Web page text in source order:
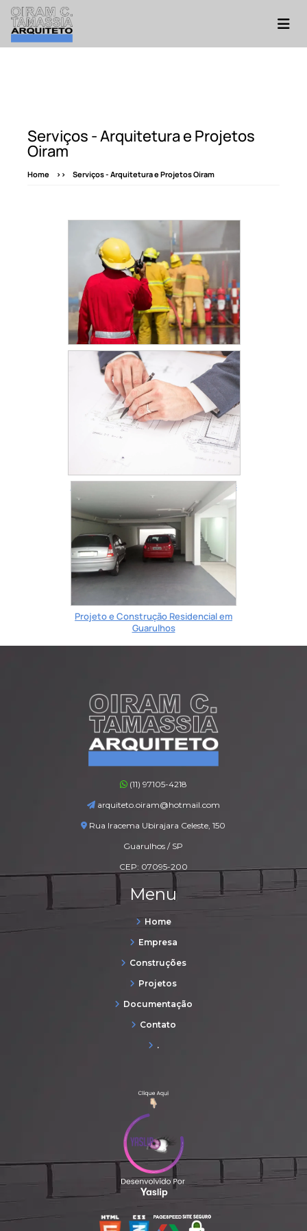
Serviços - Arquitetura e Projetos
Oiram
Home Serviços - Arquitetura e Projetos Oiram
Aprovação de AVCB em Guarulhos
Escritório de Arquitetura em Guarulhos
Projeto e Construção Residencial em
Guarulhos
(11) 97105-4218
arquiteto.oiram@hotmail.com
Rua Iracema Ubirajara Celeste, 150
Guarulhos / SP
CEP: 07095-200
Menu
Home
Empresa
Construções
Projetos
Documentação
Contato
.